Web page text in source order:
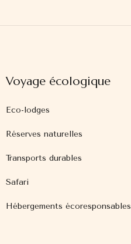
Voyage écologique
Eco-lodges
Réserves naturelles
Transports durables
Safari
Hébergements écoresponsables